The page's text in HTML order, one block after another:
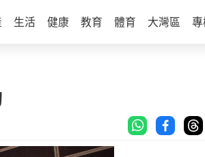
生活 健康 教育 體育 大灣區 專